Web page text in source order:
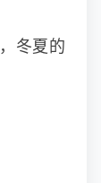
冬夏的